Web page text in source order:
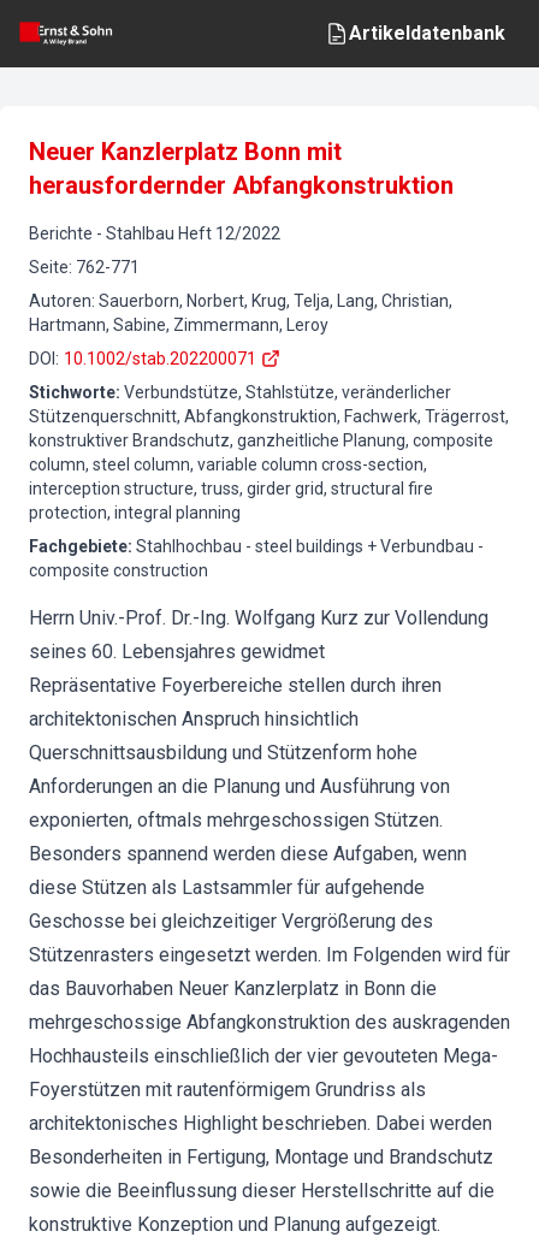
Artikeldatenbank
Neuer Kanzlerplatz Bonn mit
herausfordernder Abfangkonstruktion
Berichte - Stahlbau Heft 12/2022
Seite: 762-771
Autoren: Sauerborn, Norbert, Krug, Telja, Lang, Christian,
Hartmann, Sabine, Zimmermann, Leroy
DOI : 10.1002/stab.202200071
Stichworte: Verbundstütze, Stahlstütze, veränderlicher
Stützenquerschnitt, Abfangkonstruktion, Fachwerk, Trägerrost,
konstruktiver Brandschutz, ganzheitliche Planung, composite
column, steel column, variable column cross-section,
interception structure, truss, girder grid, structural fire
protection, integral planning
Fachgebiete: Stahlhochbau - steel buildings + Verbundbau -
composite construction
Herrn Univ.-Prof. Dr.-Ing. Wolfgang Kurz zur Vollendung
seines 60. Lebensjahres gewidmet
Repräsentative Foyerbereiche stellen durch ihren
architektonischen Anspruch hinsichtlich
Querschnittsausbildung und Stützenform hohe
Anforderungen an die Planung und Ausführung von
exponierten, oftmals mehrgeschossigen Stützen.
Besonders spannend werden diese Aufgaben, wenn
diese Stützen als Lastsammler für aufgehende
Geschosse bei gleichzeitiger Vergrößerung des
Stützenrasters eingesetzt werden. Im Folgenden wird für
das Bauvorhaben Neuer Kanzlerplatz in Bonn die
mehrgeschossige Abfangkonstruktion des auskragenden
Hochhausteils einschließlich der vier gevouteten Mega-
Foyerstützen mit rautenförmigem Grundriss als
architektonisches Highlight beschrieben. Dabei werden
Besonderheiten in Fertigung, Montage und Brandschutz
sowie die Beeinflussung dieser Herstellschritte auf die
konstruktive Konzeption und Planung aufgezeigt.